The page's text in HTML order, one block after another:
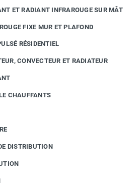
ET RADIANT INFRAROUGE SUR MÂT
FIXE MUR ET PLAFOND
RÉSIDENTIEL
CONVECTEUR ET RADIATEUR
CHAUFFANTS
DISTRIBUTION